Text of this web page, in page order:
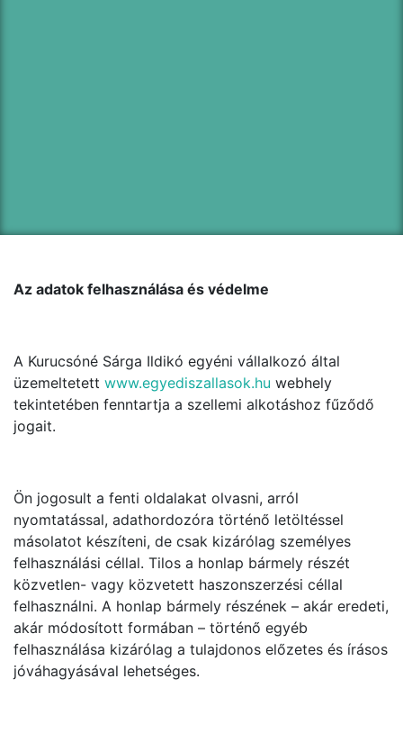
Az adatok felhasználása és védelme
A Kurucsóné Sárga Ildikó egyéni vállalkozó által
üzemeltetett www.egyediszallasok.hu webhely
tekintetében fenntartja a szellemi alkotáshoz fűződő
jogait.
Ön jogosult a fenti oldalakat olvasni, arról
nyomtatással, adathordozóra történő letöltéssel
másolatot készíteni, de csak kizárólag személyes
felhasználási céllal. Tilos a honlap bármely részét
közvetlen- vagy közvetett haszonszerzési céllal
felhasználni. A honlap bármely részének – akár eredeti,
akár módosított formában – történő egyéb
felhasználása kizárólag a tulajdonos előzetes és írásos
jóváhagyásával lehetséges.